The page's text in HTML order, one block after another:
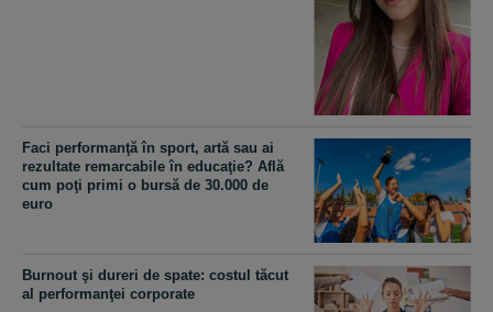
Faci performanţă în sport, artă sau ai
rezultate remarcabile în educaţie? Află
cum poţi primi o bursă de 30.000 de
euro
Burnout şi dureri de spate: costul tăcut
al performanţei corporate